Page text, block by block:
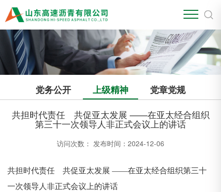
党务公开 上级精神
党章党规
共担时代责任 共促亚太发展 ——在亚太经合组织
第三十一次领导人非正式会议上的讲话
访问次数： 发布时间：2024-12-06
共担时代责任 共促亚太发展 ——在亚太经合组织第三十
一次领导人非正式会议上的讲话